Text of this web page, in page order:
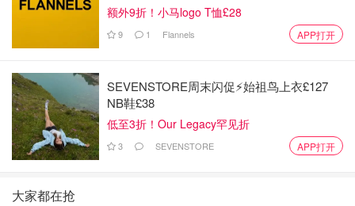
额外9折！小马logo T恤£28
9 1 Flannels APP打开
SEVENSTORE周末闪促⚡️始祖鸟上衣£127
NB鞋£38
低至3折！Our Legacy罕见折
3 SEVENSTORE APP打开
大家都在抢